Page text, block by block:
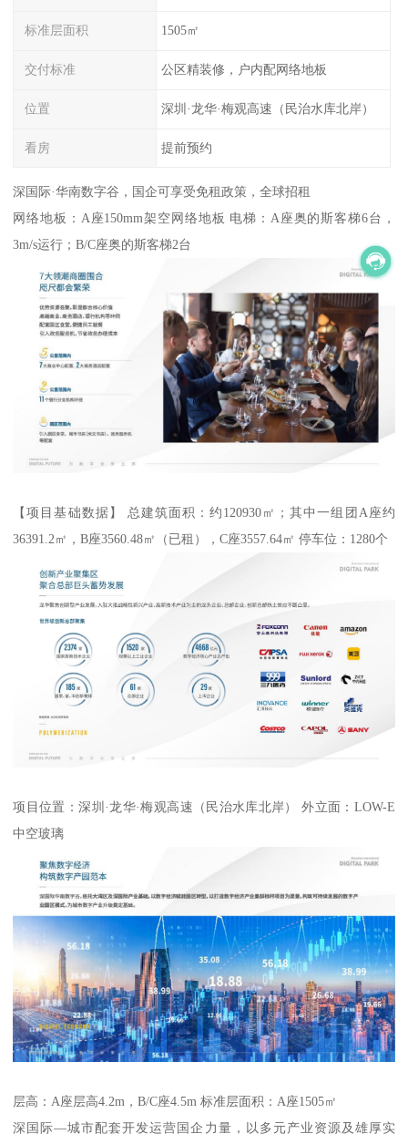
标准层面积 1505㎡
交付标准 公区精装修，户内配网络地板
位置 深圳·龙华·梅观高速（民治水库北岸）
看房 提前预约
深国际·华南数字谷，国企可享受免租政策，全球招租
网络地板：A座150mm架空网络地板 电梯：A座奥的斯客梯6台，
3m/s运行；B/C座奥的斯客梯2台
【项目基础数据】 总建筑面积：约120930㎡；其中一组团A座约
36391.2㎡，B座3560.48㎡（已租），C座3557.64㎡ 停车位：1280个
项目位置：深圳·龙华·梅观高速（民治水库北岸） 外立面：LOW-E
中空玻璃
层高：A座层高4.2m，B/C座4.5m 标准层面积：A座1505㎡
深国际—城市配套开发运营国企力量，以多元产业资源及雄厚实